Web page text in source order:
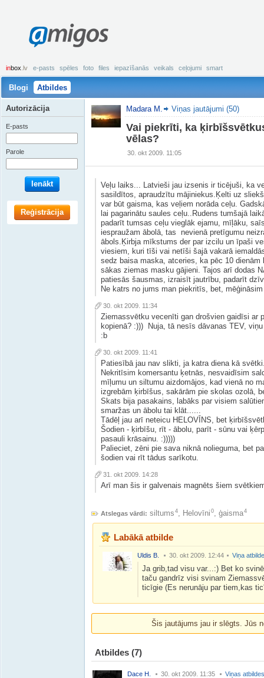
amigos
inbox .lv e-pasts spēles foto files iepazīšanās veikals ceļojumi smart
Blogi Atbildes
Madara M. Viņas jautājumi (50)
Vai piekrīti, ka
vēlas?
30. okt 2009. 11:05
Veļu laiks... Latvieši jau izsenis ir ticējuši, ka
sasildītos, apraudzītu mājiniekus.Ķelti uz
var būt gaisma, kas veļiem norāda ceļu.
lai pagarinātu saules ceļu..Rudens tumšajā
padarīt tumsas ceļu vieglāk ejamu, mīļāku,
iespraužam ābolā, tas nevienā pretīgumu
ābols.Ķirbja mīkstums der par izcilu un īpaši
viesiem, kuri tīši vai netīši šajā vakarā
sedz baisa maska, atceries, ka pēc 10
sākas ziemas masku gājieni. Tajos arī dodas
patiesās šausmas, izraisīt jautrību, padarīt
Ne katrs no jums man piekritīs, bet,
30. okt 2009. 11:34
Ziemassvētku vecenīti gan drošvien gaidīsi ar
kopienā? :))) Nuja, tā nesīs dāvanas TEV,
:b
30. okt 2009. 11:41
Patiesībā jau nav slikti, ja katra diena kā
Nekritīsim komersantu ķetnās, nesvaidīsim
mīļumu un siltumu aizdomājos, kad vienā no
izgrebām ķirbīšus, sakārām pie skolas ozolā,
Skats bija pasakains, labāks par visiem
smaržas un ābolu tai klāt......
Tādēļ jau arī neteicu HELOVĪNS, bet
Šodien - ķirbīšu, rīt - ābolu, parīt - sūnu vai
pasauli krāsainu. :)))))
Palieciet, zēni pie sava niknā nolieguma, bet
šodien vai rīt tādus sarīkotu.
31. okt 2009. 14:28
Arī man šis ir galvenais magnēts šiem
Atslegas vārdi: siltums 4, Helovīni 0, ģaisma4
Labākā atbilde
Uldis B. 30. okt 2009. 12:44 Viņa
Ja grib,tad visu var...:) Bet ko
taču gandrīz visi svinam
ticīgie (Es nerunāju par tiem,kas
Šis jautājums jau ir slēgts. Jūs
Atbildes (7)
Dace H. 30. okt 2009. 11:35 Viņas atbildes
Autorizācija
E-pasts
Parole
Ienākt
Reģistrācija